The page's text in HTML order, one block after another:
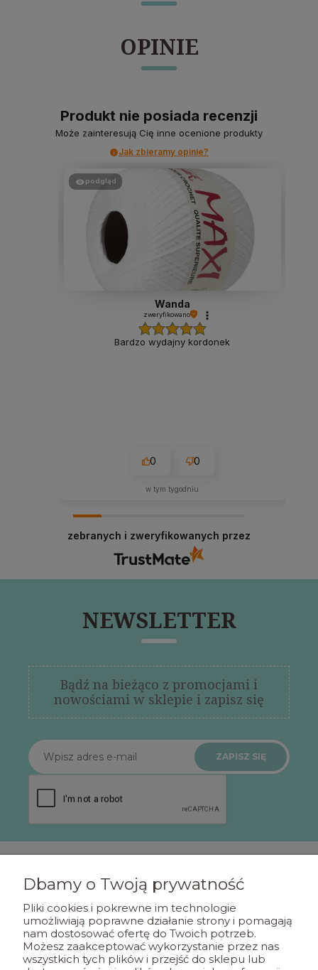
OPINIE
Produkt nie posiada recenzji
Może zainteresują Cię inne ocenione produkty
Jak zbieramy opinie?
podgląd
Wanda
zweryfikowano
Bardzo wydajny kordonek
0 0
w tym tygodniu
zebranych i zweryfikowanych przez
NEWSLETTER
Bądź na bieżąco z promocjami i
nowościami w sklepie i zapisz się
ZAPISZ SIĘ
POMOC
MOJE KONTO
Dbamy o Twoją prywatność
Pliki cookies i pokrewne im technologie
umożliwiają poprawne działanie strony i pomagają
nam dostosować ofertę do Twoich potrzeb.
Możesz zaakceptować wykorzystanie przez nas
wszystkich tych plików i przejść do sklepu lub